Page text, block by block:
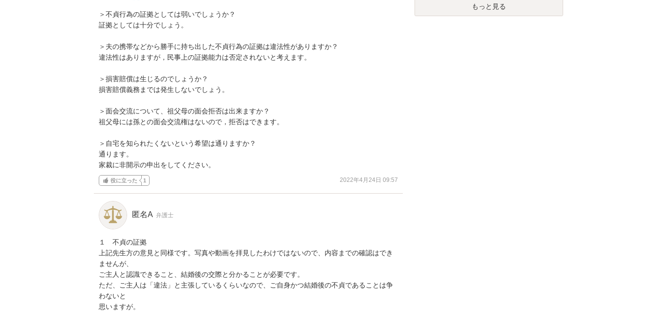
＞不貞行為の証拠としては弱いでしょうか？
証拠としては十分でしょう。
＞夫の携帯などから勝手に持ち出した不貞行為の証拠は違法性がありますか？
違法性はありますが，民事上の証拠能力は否定されないと考えます。
＞損害賠償は生じるのでしょうか？
損害賠償義務までは発生しないでしょう。
＞面会交流について、祖父母の面会拒否は出来ますか？
祖父母には孫との面会交流権はないので，拒否はできます。
＞自宅を知られたくないという希望は通りますか？
通ります。
家裁に非開示の申出をしてください。
役に立った 1 2022年4月24日 09:57
匿名A 弁護士
１　不貞の証拠
上記先生方の意見と同様です。写真や動画を拝見したわけではないので、内容までの確認はでき
ませんが、
ご主人と認識できること、結婚後の交際と分かることが必要です。
ただ、ご主人は「違法」と主張しているくらいなので、ご自身かつ結婚後の不貞であることは争
わないと
思いますが。
もっと見る